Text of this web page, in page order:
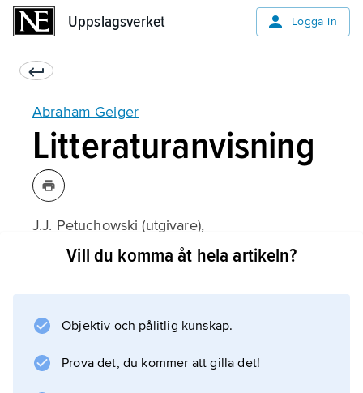
Uppslagsverket Logga in
Abraham Geiger
Litteraturanvisning
J.J. Petuchowski (utgivare),
New Perspectives on Abraham Geiger
Vill du komma åt hela artikeln?
Objektiv och pålitlig kunskap.
Prova det, du kommer att gilla det!